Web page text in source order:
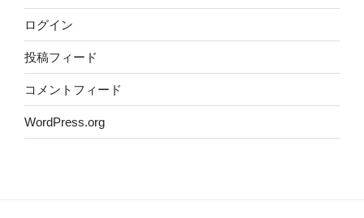
ログイン
投稿フィード
コメントフィード
WordPress.org